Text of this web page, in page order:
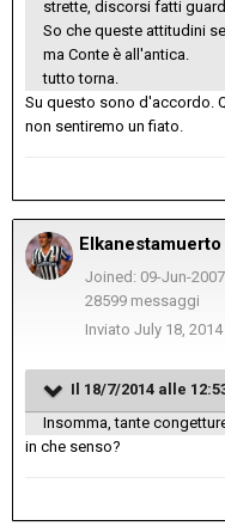
strette, discorsi fatti
So che queste attitudini
ma Conte è all'antica.
tutto torna.
Su questo sono d'accordo.
non sentiremo un fiato.
Elkanestamuerto
Joined: 09-Jun-2007
28599 messaggi
Inviato July 18, 2014
Il 18/7/2014 alle
Insomma, tante
in che senso?